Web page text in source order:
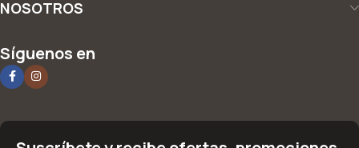
NOSOTROS
Síguenos en